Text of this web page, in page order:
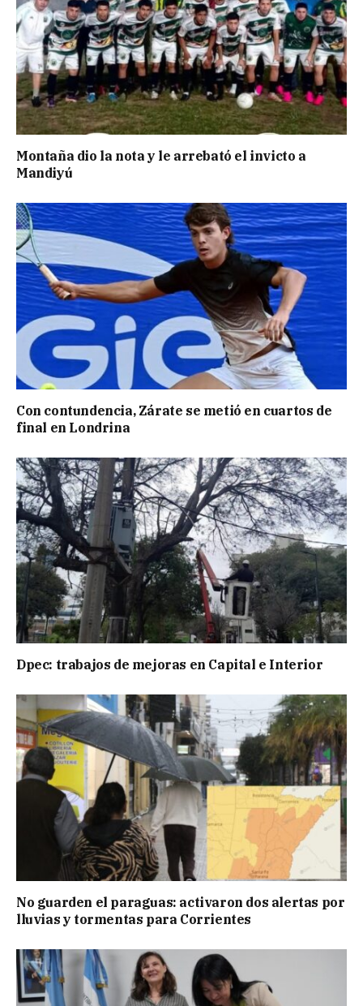
Montaña dio la nota y le arrebató el invicto a
Mandiyú
Con contundencia, Zárate se metió en cuartos de
final en Londrina
Dpec: trabajos de mejoras en Capital e Interior
No guarden el paraguas: activaron dos alertas por
lluvias y tormentas para Corrientes